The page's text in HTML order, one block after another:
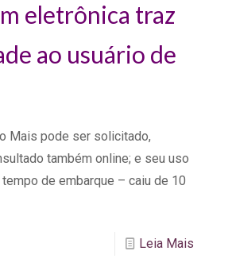
eletrônica traz
ao usuário de
Mais pode ser solicitado,
também online; e seu uso
de embarque – caiu de 10
Leia Mais